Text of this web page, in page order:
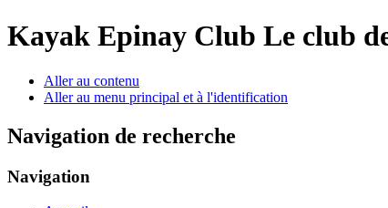
Kayak Epinay Club Le club
Aller au contenu
Aller au menu principal et à l'identification
Navigation de recherche
Navigation